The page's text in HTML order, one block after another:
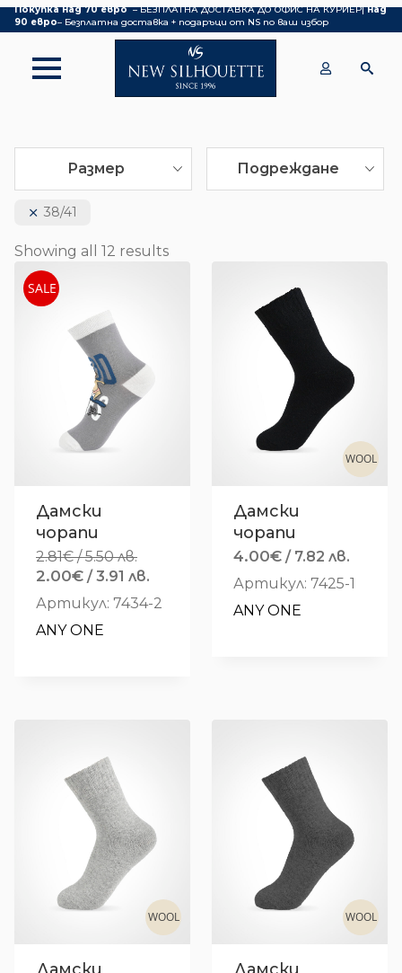
Покупка над 70 евро– БЕЗПЛАТНА ДОСТАВКА ДО ОФИС НА КУРИЕР|над
90 евро– Безплатна доставка + подаръци от NS по ваш избор
Размер
38/41
Подреждане
Showing all 12 results
SALE
Дамски
чорапи
2.81€/ 5.50 лв.
Original
price
was:
2.81€
2.00€ / 3.91 лв.
цена
Артикул: 7434-2
ANY ONE
WOOL
Дамски
чорапи
4.00€ / 7.82 лв.
Артикул: 7425-1
ANY ONE
WOOL
Дамски
WOOL
Дамски